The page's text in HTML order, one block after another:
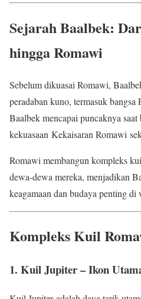
Sejarah Baalbek:
hingga Romawi
Sebelum dikuasai Romawi,
peradaban kuno, termasuk
Baalbek mencapai puncaknya saat
kekuasaan Kekaisaran Romawi
Romawi membangun kompleks
dewa-dewa mereka, menjadikan
keagamaan dan budaya penting
Kompleks Kuil
1. Kuil Jupiter – Ikon